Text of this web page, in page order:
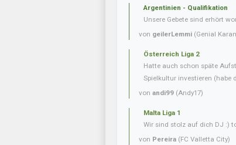
Argentinien - Qualifikation
Unsere Gebete sind erhört
von geilerLemmi (Genial
Österreich Liga 2
Hatte auch schon späte
Spielkultur investieren (habe
von andi99 (Andy17)
Malta Liga 1
Wir sind stolz auf dich DJ :)
von Pereira (FC Valletta City)